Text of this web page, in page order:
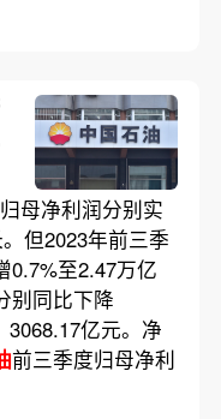
归母净利润分别实
但2023年前三季
0.7%至2.47万亿
别同比下降
亿元。净
前三季度归母净利